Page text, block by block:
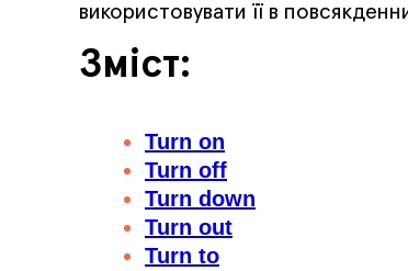
використовувати її в
Зміст:
Turn on
Turn off
Turn down
Turn out
Turn to